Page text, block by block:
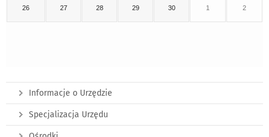
26 27 28 29 30 1 2
Informacje o Urzędzie
Specjalizacja Urzędu